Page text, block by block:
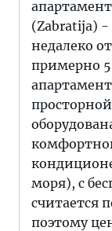
(Zabratija) -
недалеко
примерно
моря), с
считается
поэтому